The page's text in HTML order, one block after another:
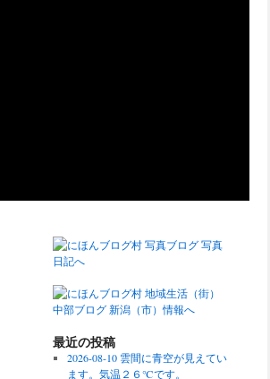
最近の投稿
2026-08-10 雲間に青空が見えてい
ます。気温２６℃です。